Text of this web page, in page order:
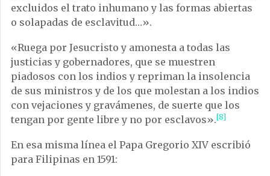
excluidos el trato inhumano y las formas abiertas
o solapadas de esclavitud…».
«Ruega por Jesucristo y amonesta a todas las
justicias y gobernadores, que se muestren
piadosos con los indios y repriman la insolencia
de sus ministros y de los que molestan a los indios
con vejaciones y gravámenes, de suerte que los
tengan por gente libre y no por esclavos».[8]
En esa misma línea el Papa Gregorio XIV escribió
para Filipinas en 1591: